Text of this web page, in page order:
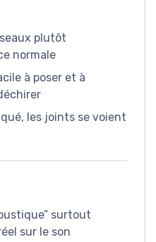
plutôt
normale
à poser et à
les joints se voient
surtout
sur le son